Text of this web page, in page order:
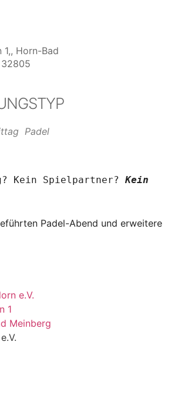
Horn-Bad
32805
Padel
Kein Spielpartner? Kein
Padel-Abend und erweitere
e.V.
1
Meinberg